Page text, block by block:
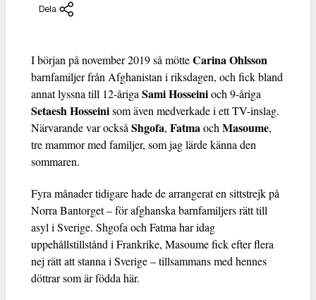
Dela
I början på november 2019 så mötteCarina Ohlsson
barnfamiljer från Afghanistan i riksdagen, och fick bland
annat lyssna till 12-åriga Sami Hosseinioch 9-åriga
Setaesh Hosseinisom även medverkade i ett TV-inslag.
Närvarande var också Shgofa, Fatmaoch Masoume,
tre mammor med familjer, som jag lärde känna den
sommaren.
Fyra månader tidigare hade de arrangerat en sittstrejk på
Norra Bantorget – för afghanska barnfamiljers rätt till
asyl i Sverige. Shgofa och Fatma har idag
uppehållstillstånd i Frankrike, Masoume fick efter flera
nej rätt att stanna i Sverige – tillsammans med hennes
döttrar som är födda här.